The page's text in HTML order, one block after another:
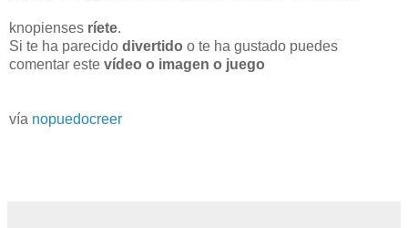
knopienses ríete.
Si te ha parecido divertido o te ha gustado puedes
comentar este vídeo o imagen o juego
vía nopuedocreer